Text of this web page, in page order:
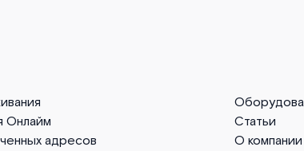
Онлайм
адресов
Статьи
О компании